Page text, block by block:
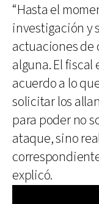
“Hasta el
investigación y
actuaciones
alguna. El
acuerdo a lo
solicitar los
para poder no
ataque, sino
explicó.